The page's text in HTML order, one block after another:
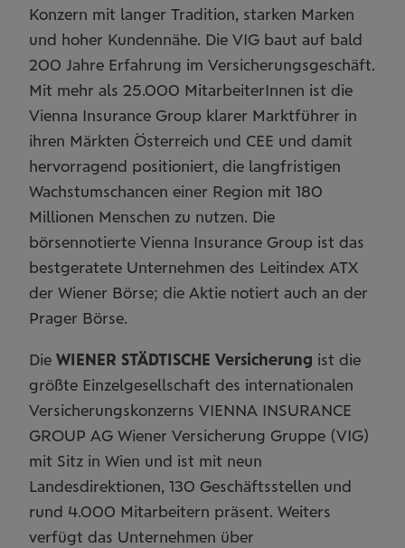
Konzern mit langer Tradition, starken Marken
und hoher Kundennähe. Die VIG baut auf bald
200 Jahre Erfahrung im Versicherungsgeschäft.
Mit mehr als 25.000 MitarbeiterInnen ist die
Vienna Insurance Group klarer Marktführer in
ihren Märkten Österreich und CEE und damit
hervorragend positioniert, die langfristigen
Wachstumschancen einer Region mit 180
Millionen Menschen zu nutzen. Die
börsennotierte Vienna Insurance Group ist das
bestgeratete Unternehmen des Leitindex ATX
der Wiener Börse; die Aktie notiert auch an der
Prager Börse.
Die WIENER STÄDTISCHE Versicherung ist die
größte Einzelgesellschaft des internationalen
Versicherungskonzerns VIENNA INSURANCE
GROUP AG Wiener Versicherung Gruppe (VIG)
mit Sitz in Wien und ist mit neun
Landesdirektionen, 130 Geschäftsstellen und
rund 4.000 Mitarbeitern präsent. Weiters
verfügt das Unternehmen über